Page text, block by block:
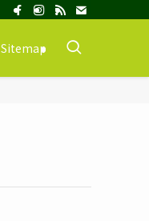
Sitemap